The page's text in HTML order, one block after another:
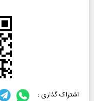
اشتراک گذاری :